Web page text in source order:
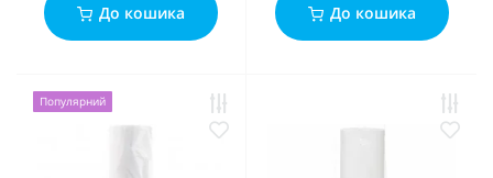
До кошика До кошика
Популярний